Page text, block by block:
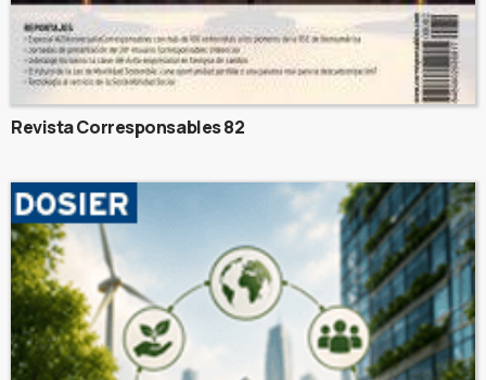
Revista Corresponsables 82